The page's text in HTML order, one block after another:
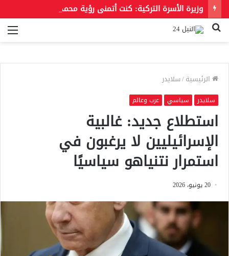
بحث
الرئيسية/سلايدر
سلايدر سياسي عرب وعالم
استطلاع جديد: غالبية
الإسرائيليين لا يرغبون في
استمرار نتنياهو سياسيًا
20 يونيو، 2026